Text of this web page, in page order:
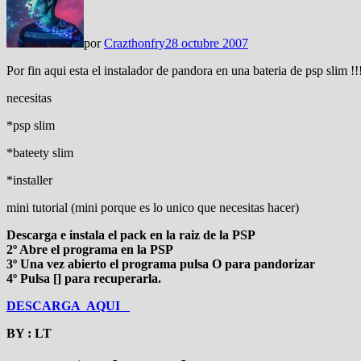
porCrazthonfry28 octubre 2007
Por fin aqui esta el instalador de pandora en una bateria de psp slim
necesitas
*psp slim
*bateety slim
*installer
mini tutorial (mini porque es lo unico que necesitas hacer)
Descarga e instala el pack en la raiz de la PSP
2º Abre el programa en la PSP
3º Una vez abierto el programa pulsa O para pandorizar
4º Pulsa [] para recuperarla.
DESCARGA AQUI
BY : LT